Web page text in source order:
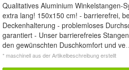
Qualitatives Aluminium Winkelstangen-
extra lang! 150x150 cm! - barrierefrei,
Deckenhalterung - problemloses
garantiert - Unser barrierefreies
den gewünschten Duschkomfort und ve
* maschinell aus der Artikelbeschreibung erstellt